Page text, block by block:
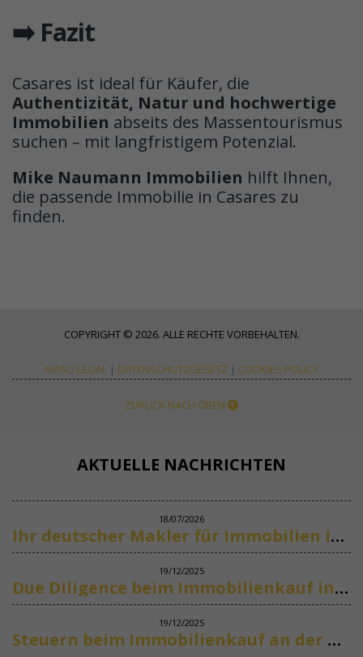
➡️ Fazit
Casares ist ideal für Käufer, die
Authentizität, Natur und hochwertige
Immobilien abseits des Massentourismus
suchen – mit langfristigem Potenzial.
Mike Naumann Immobilien hilft Ihnen,
die passende Immobilie in Casares zu
finden.
COPYRIGHT © 2026. ALLE RECHTE VORBEHALTEN.
AVISO LEGAL | DATENSCHUTZGESETZ | COOKIES POLICY
ZURÜCK NACH OBEN
AKTUELLE NACHRICHTEN
18/07/2026
Ihr deutscher Makler für Immobilien in Marbella
19/12/2025
Due Diligence beim Immobilienkauf in Spanien
19/12/2025
Steuern beim Immobilienkauf an der Costa del Sol